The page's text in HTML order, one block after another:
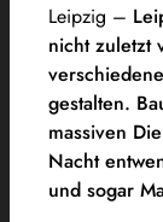
Leipzig –
nicht zuletzt
gestalten.
massiven
Nacht
und sogar